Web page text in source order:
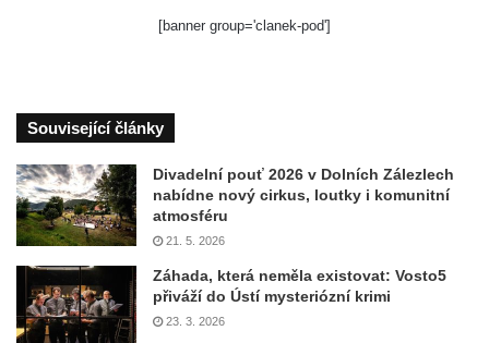
[banner group='clanek-pod']
Související články
Divadelní pouť 2026 v Dolních Zálezlech
nabídne nový cirkus, loutky i komunitní
atmosféru
21. 5. 2026
Záhada, která neměla existovat: Vosto5
přiváží do Ústí mysteriózní krimi
23. 3. 2026